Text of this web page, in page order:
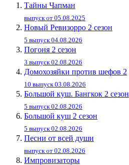
Тайны Чапман
выпуск от 05.08.2025
Новый Ревизорро 2 сезон
5 выпуск 04.08.2026
Погоня 2 сезон
3 выпуск 02.08.2026
Домохозяйки против шефов 2
10 выпуск 03.08.2026
Большой куш. Бангкок 2 сезон
5 выпуск 02.08.2026
Большой куш 2 сезон
5 выпуск 02.08.2026
Песни от всей души
выпуск от 02.08.2026
Импровизаторы